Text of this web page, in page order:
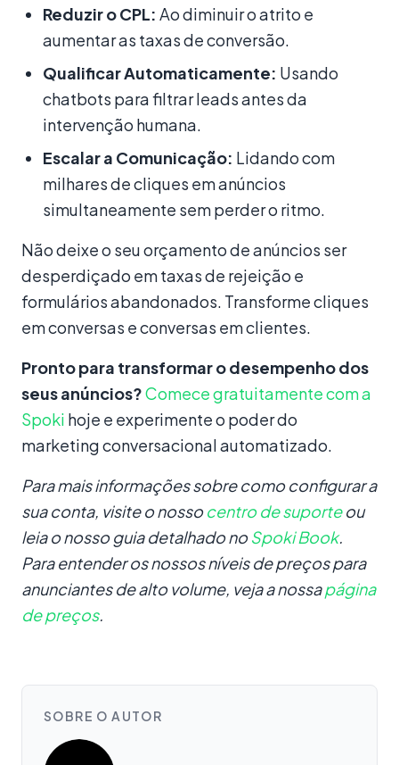
Reduzir o CPL: Ao diminuir o atrito e
aumentar as taxas de conversão.
Qualificar Automaticamente: Usando
chatbots para filtrar leads antes da
intervenção humana.
Escalar a Comunicação: Lidando com
milhares de cliques em anúncios
simultaneamente sem perder o ritmo.
Não deixe o seu orçamento de anúncios ser
desperdiçado em taxas de rejeição e
formulários abandonados. Transforme cliques
em conversas e conversas em clientes.
Pronto para transformar o desempenho dos
seus anúncios?Comece gratuitamente com a
Spoki hoje e experimente o poder do
marketing conversacional automatizado.
Para mais informações sobre como configurar a
sua conta, visite o nossocentro de suporteou
leia o nosso guia detalhado noSpoki Book.
Para entender os nossos níveis de preços para
anunciantes de alto volume, veja a nossapágina
de preços.
SOBRE O AUTOR